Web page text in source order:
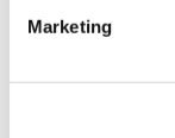
Marketing